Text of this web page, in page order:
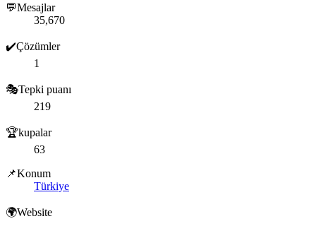
💬Mesajlar
35,670
✔️Çözümler
1
🎭Tepki puanı
219
🏆kupalar
63
📌Konum
Türkiye
🌍Website